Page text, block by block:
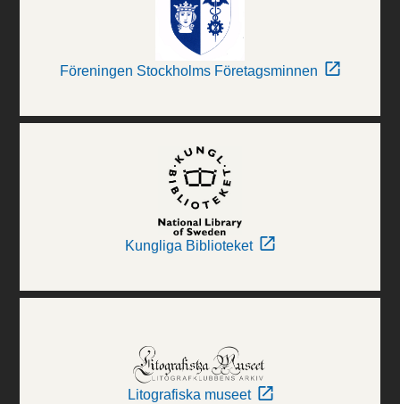
Föreningen Stockholms Företagsminnen
Kungliga Biblioteket
Litografiska museet